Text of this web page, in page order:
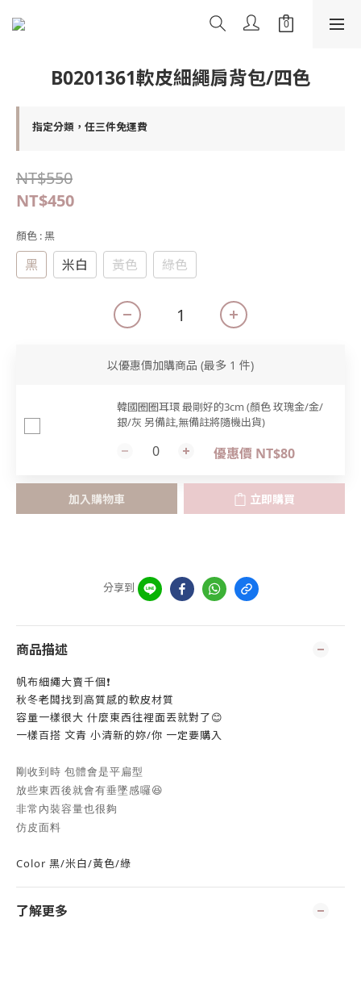
B0201361軟皮細繩肩背包/四色
指定分類，任三件免運費
NT$550
NT$450
顏色 : 黑
黑 米白 黃色 綠色
以優惠價加購商品 (最多 1 件)
韓國圈圈耳環 最剛好的3cm (顏色 玫瑰金/金/
銀/灰 另備註,無備註將隨機出貨)
優惠價 NT$80
加入購物車 立即購買
分享到
商品描述
帆布細繩大賣千個❗️
秋冬老闆找到高質感的軟皮材質
容量一樣很大 什麼東西往裡面丟就對了😊
一樣百搭 文青 小清新的妳/你 一定要購入
剛收到時 包體會是平扁型
放些東西後就會有垂墜感囉😆
非常內裝容量也很夠
仿皮面料
Color 黑/米白/黃色/綠
了解更多